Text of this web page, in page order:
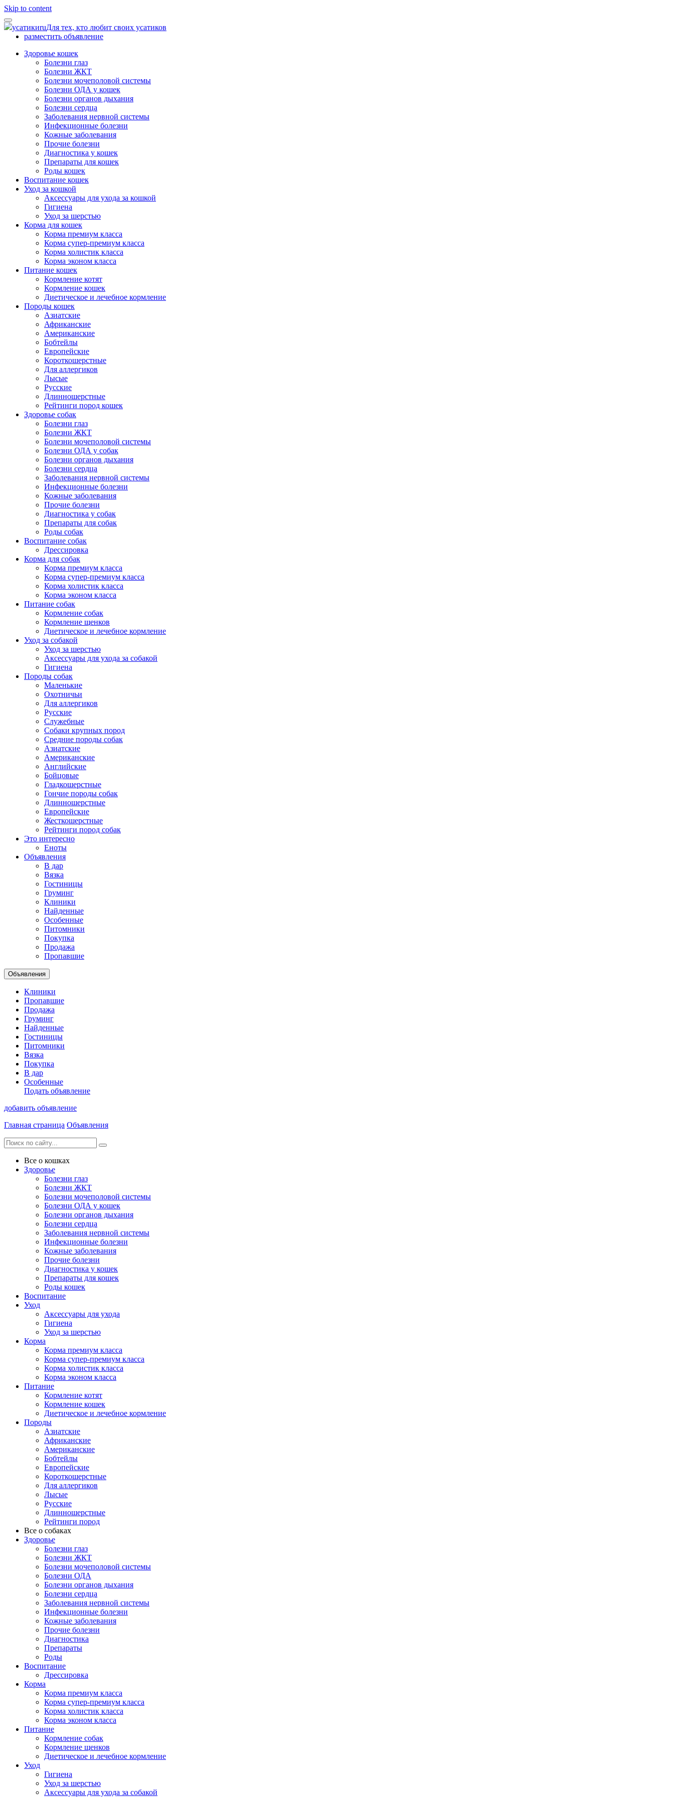
Skip to content
усатикиruДля тех, кто любит своих усатиков
разместить объявление
Здоровье кошек
Болезни глаз
Болезни ЖКТ
Болезни мочеполовой системы
Болезни ОДА у кошек
Болезни органов дыхания
Болезни сердца
Заболевания нервной системы
Инфекционные болезни
Кожные заболевания
Прочие болезни
Диагностика у кошек
Препараты для кошек
Роды кошек
Воспитание кошек
Уход за кошкой
Аксессуары для ухода за кошкой
Гигиена
Уход за шерстью
Корма для кошек
Корма премиум класса
Корма супер-премиум класса
Корма холистик класса
Корма эконом класса
Питание кошек
Кормление котят
Кормление кошек
Диетическое и лечебное кормление
Породы кошек
Азиатские
Африканские
Американские
Бобтейлы
Европейские
Короткошерстные
Для аллергиков
Лысые
Русские
Длинношерстные
Рейтинги пород кошек
Здоровье собак
Болезни глаз
Болезни ЖКТ
Болезни мочеполовой системы
Болезни ОДА у собак
Болезни органов дыхания
Болезни сердца
Заболевания нервной системы
Инфекционные болезни
Кожные заболевания
Прочие болезни
Диагностика у собак
Препараты для собак
Роды собак
Воспитание собак
Дрессировка
Корма для собак
Корма премиум класса
Корма супер-премиум класса
Корма холистик класса
Корма эконом класса
Питание собак
Кормление собак
Кормление щенков
Диетическое и лечебное кормление
Уход за собакой
Уход за шерстью
Аксессуары для ухода за собакой
Гигиена
Породы собак
Маленькие
Охотничьи
Для аллергиков
Русские
Служебные
Собаки крупных пород
Средние породы собак
Азиатские
Американские
Английские
Бойцовые
Гладкошерстные
Гончие породы собак
Длинношерстные
Европейские
Жесткошерстные
Рейтинги пород собак
Это интересно
Еноты
Объявления
В дар
Вязка
Гостиницы
Груминг
Клиники
Найденные
Особенные
Питомники
Покупка
Продажа
Пропавшие
Объявления
Клиники
Пропавшие
Продажа
Груминг
Найденные
Гостиницы
Питомники
Вязка
Покупка
В дар
Особенные
Подать объявление
добавить объявление
Главная страница Объявления
Все о кошках
Здоровье
Болезни глаз
Болезни ЖКТ
Болезни мочеполовой системы
Болезни ОДА у кошек
Болезни органов дыхания
Болезни сердца
Заболевания нервной системы
Инфекционные болезни
Кожные заболевания
Прочие болезни
Диагностика у кошек
Препараты для кошек
Роды кошек
Воспитание
Уход
Аксессуары для ухода
Гигиена
Уход за шерстью
Корма
Корма премиум класса
Корма супер-премиум класса
Корма холистик класса
Корма эконом класса
Питание
Кормление котят
Кормление кошек
Диетическое и лечебное кормление
Породы
Азиатские
Африканские
Американские
Бобтейлы
Европейские
Короткошерстные
Для аллергиков
Лысые
Русские
Длинношерстные
Рейтинги пород
Все о собаках
Здоровье
Болезни глаз
Болезни ЖКТ
Болезни мочеполовой системы
Болезни ОДА
Болезни органов дыхания
Болезни сердца
Заболевания нервной системы
Инфекционные болезни
Кожные заболевания
Прочие болезни
Диагностика
Препараты
Роды
Воспитание
Дрессировка
Корма
Корма премиум класса
Корма супер-премиум класса
Корма холистик класса
Корма эконом класса
Питание
Кормление собак
Кормление щенков
Диетическое и лечебное кормление
Уход
Гигиена
Уход за шерстью
Аксессуары для ухода за собакой